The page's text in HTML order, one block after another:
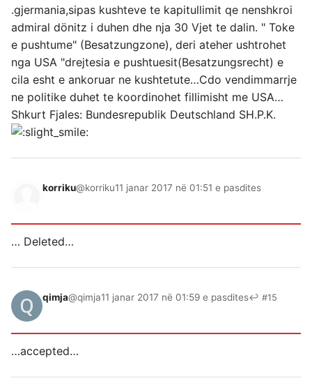
.gjermania,sipas kushteve te kapitullimit qe nenshkroi
admiral dönitz i duhen dhe nja 30 Vjet te dalin. " Toke
e pushtume" (Besatzungzone), deri ateher ushtrohet
nga USA "drejtesia e pushtuesit(Besatzungsrecht) e
cila esht e ankoruar ne kushtetute…Cdo vendimmarrje
ne politike duhet te koordinohet fillimisht me USA…
Shkurt Fjales: Bundesrepublik Deutschland SH.P.K.
korriku@korriku11 janar 2017 në 01:51 e pasdites
… Deleted…
qimja@qimja11 janar 2017 në 01:59 e pasdites↩ #15
…accepted…